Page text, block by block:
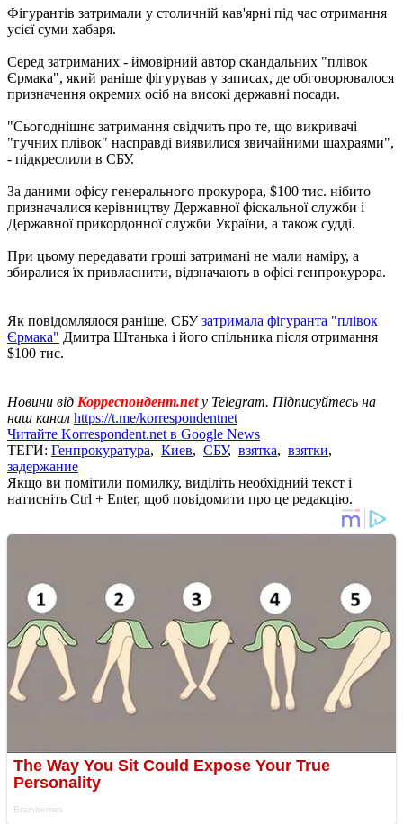
Фігурантів затримали у столичній кав'ярні під час отримання
усієї суми хабаря.
Серед затриманих - ймовірний автор скандальних "плівок
Єрмака", який раніше фігурував у записах, де обговорювалося
призначення окремих осіб на високі державні посади.
"Сьогоднішнє затримання свідчить про те, що викривачі
"гучних плівок" насправді виявилися звичайними шахраями",
- підкреслили в СБУ.
За даними офісу генерального прокурора, $100 тис. нібито
призначалися керівництву Державної фіскальної служби і
Державної прикордонної служби України, а також судді.
При цьому передавати гроші затримані не мали наміру, а
збиралися їх привласнити, відзначають в офісі генпрокурора.
Як повідомлялося раніше, СБУзатримала фігуранта "плівок
Єрмака" Дмитра Штанька і його спільника після отримання
$100 тис.
Новини від Корреспондент.net у Telegram. Підписуйтесь на
наш канал https://t.me/korrespondentnet
Читайте Korrespondent.net в Google News
ТЕГИ: Генпрокуратура, Киев, СБУ, взятка, взятки,
задержание
Якщо ви помітили помилку, виділіть необхідний текст і
натисніть Ctrl + Enter, щоб повідомити про це редакцію.